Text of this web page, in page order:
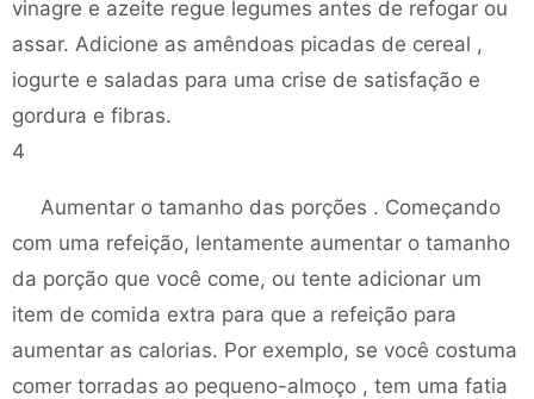
vinagre e azeite regue legumes antes de refogar ou
assar. Adicione as amêndoas picadas de cereal ,
iogurte e saladas para uma crise de satisfação e
gordura e fibras.
4
Aumentar o tamanho das porções . Começando
com uma refeição, lentamente aumentar o tamanho
da porção que você come, ou tente adicionar um
item de comida extra para que a refeição para
aumentar as calorias. Por exemplo, se você costuma
comer torradas ao pequeno-almoço , tem uma fatia